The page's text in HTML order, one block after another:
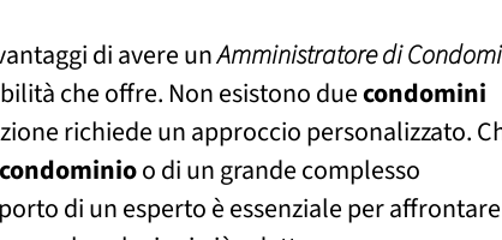
di avere unAmministratore di
che offre. Non esistono duecondomini
richiede un approccio personalizzato.
condominioo di un grande complesso
di un esperto è essenziale per